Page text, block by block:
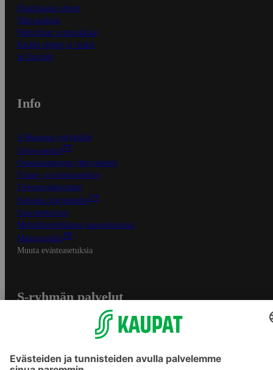
Ensitilaajan ohjeet
Näin maksat
Näin tilaat ja muokkaat
Kaikki ohjeet ja vinkit
In English
Info
S-Business yrityksille
Oiva-raportit
Osuuskauppojen yhteystiedot
Tilaus- ja toimitusehdot
Tietosuojakäytäntö
Palvelun käyttöehdot
Saavutettavuus
Mobiilisovelluksen saavutettavuus
Mainostajalle
Muuta evästeasetuksia
S-ryhmän palvelut
Yhteishyvä Ruoka -sovellus